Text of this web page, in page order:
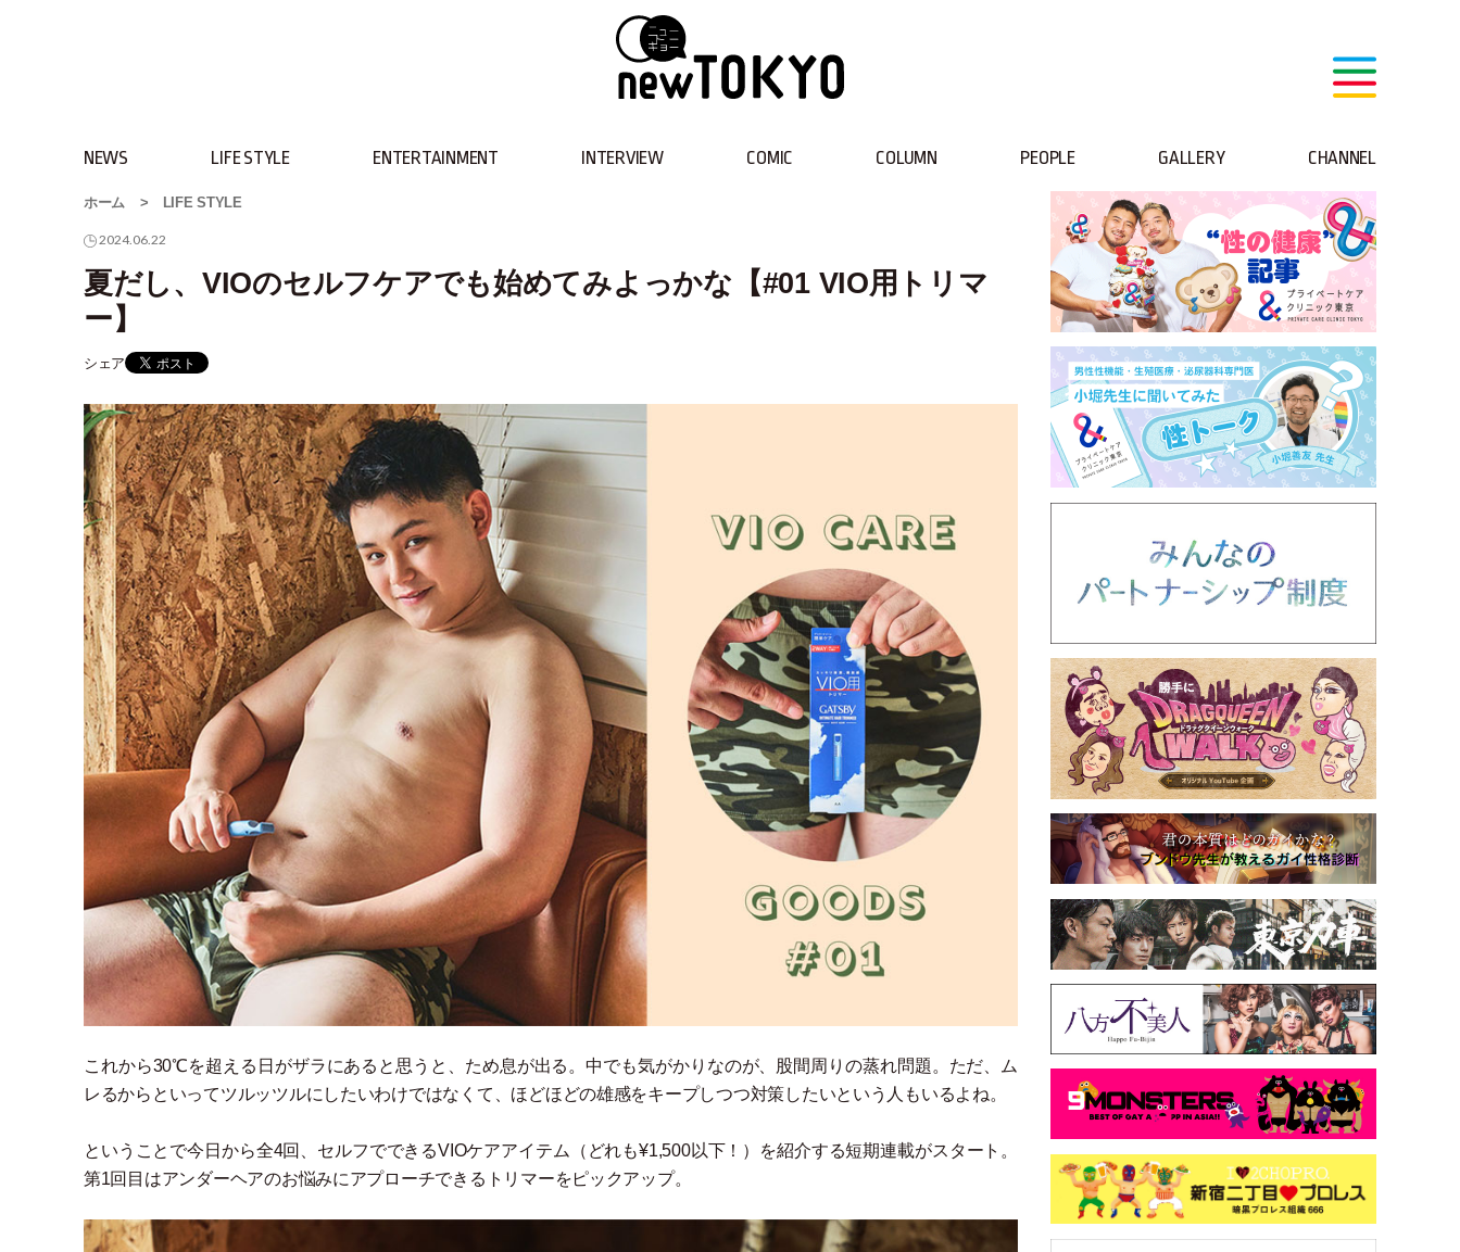
NEWS LIFE STYLE ENTERTAINMENT INTERVIEW COMIC COLUMN PEOPLE GALLERY CHANNEL
ホーム > LIFE STYLE
2024.06.22
夏だし、VIOのセルフケアでも始めてみよっかな【#01 VIO用トリマ
ー】
シェア
これから30℃を超える日がザラにあると思うと、ため息が出る。中でも気がかりなのが、股間周りの蒸れ問題。ただ、ム
レるからといってツルッツルにしたいわけではなくて、ほどほどの雄感をキープしつつ対策したいという人もいるよね。
ということで今日から全4回、セルフでできるVIOケアアイテム （ どれも¥1,500以下！ ）
を紹介する短期連載がスタート。
第1回目はアンダーヘアのお悩みにアプローチできるトリマーをピックアップ。